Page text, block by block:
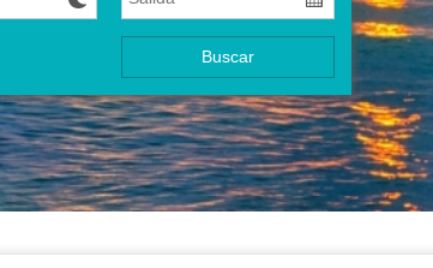
Buscar